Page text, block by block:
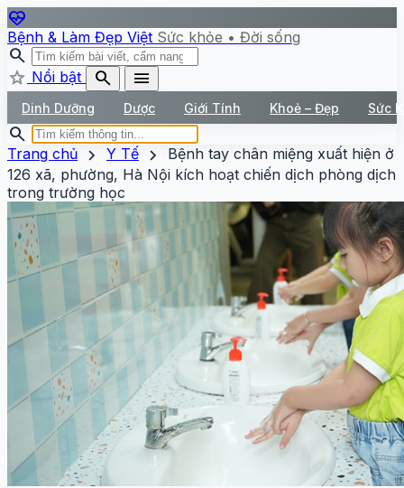
ecg_heart
Bệnh & Làm Đẹp Việt Sức khỏe • Đời sống
search
star Nổi bật search menu
Dinh Dưỡng Dược Giới Tính Khoẻ – Đẹp Sức
search
Trang chủ chevron_right Y Tế chevron_right
Bệnh tay chân miệng xuất hiện ở
126 xã, phường, Hà Nội kích hoạt chiến dịch phòng dịch
trong trường học